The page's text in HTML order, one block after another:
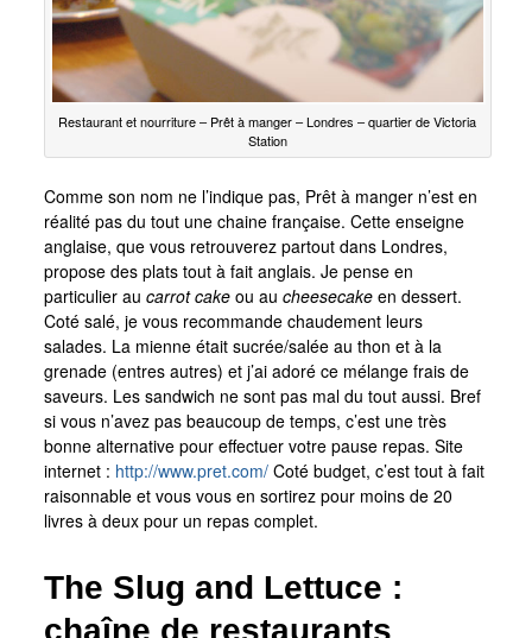
Restaurant et nourriture – Prêt à manger – Londres – quartier de Victoria
Station
Comme son nom ne l’indique pas, Prêt à manger n’est en
réalité pas du tout une chaine française. Cette enseigne
anglaise, que vous retrouverez partout dans Londres,
propose des plats tout à fait anglais. Je pense en
particulier au carrot cakeou au cheesecakeen dessert.
Coté salé, je vous recommande chaudement leurs
salades. La mienne était sucrée/salée au thon et à la
grenade (entres autres) et j’ai adoré ce mélange frais de
saveurs. Les sandwich ne sont pas mal du tout aussi. Bref
si vous n’avez pas beaucoup de temps, c’est une très
bonne alternative pour effectuer votre pause repas. Site
internet : http://www.pret.com/Coté budget, c’est tout à fait
raisonnable et vous vous en sortirez pour moins de 20
livres à deux pour un repas complet.
The Slug and Lettuce :
chaîne de restaurants